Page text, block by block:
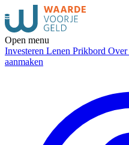
Open menu
Investeren Lenen Prikbord Over
aanmaken